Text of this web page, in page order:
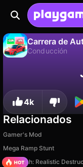
Carrera de
Conducción
¡Guarda el
4k
Relacionados
Gamer's Mod
Mega Ramp Stunt
Car Crush: Realistic